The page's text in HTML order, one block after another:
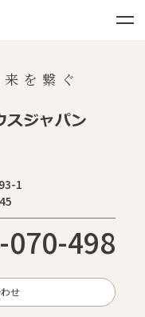
を繋ぐ
1
070-498
せ